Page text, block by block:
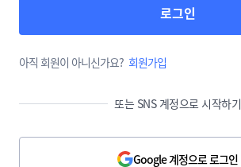
로그인
아직 회원이 아니신가요? 회원가입
또는 SNS 계정으로 시작하기
Google 계정으로 로그인